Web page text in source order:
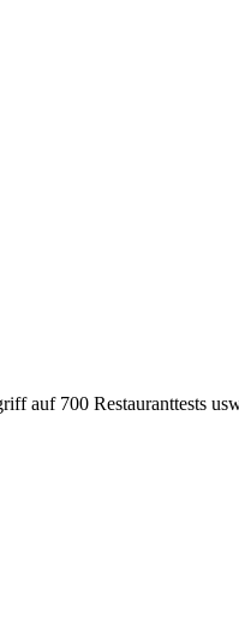
auf 700 Restauranttests